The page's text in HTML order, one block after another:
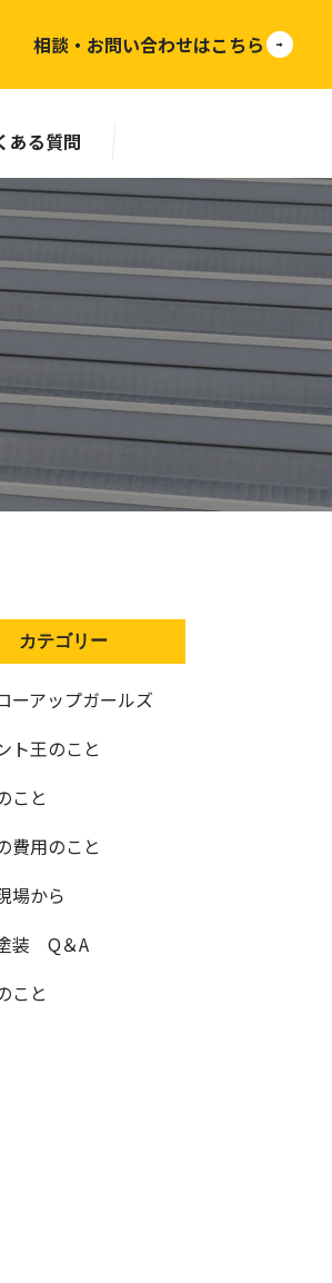
相談・お問い合わせはこちら
ある質問
カテゴリー
ーアップガールズ
ト王のこと
こと
費用のこと
場から
装 Q＆A
こと